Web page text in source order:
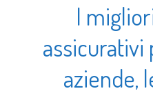
I
assicurativi
aziende,